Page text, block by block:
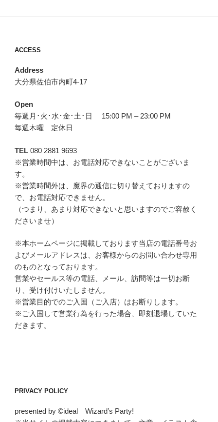
ACCESS
Address
大分県佐伯市内町4-17
Open
毎週月･火･水･金･土･日 15:00 PM – 23:00 PM
毎週木曜 定休日
TEL 080 2881 9693
※営業時間中は、お電話対応できないことがございま
す。
※営業時間外は、魔界の通信に切り替えておりますの
で、お電話対応できません。
（つまり、あまり対応できないと思いますのでご容赦く
ださいませ）
※本ホームページに掲載しております当店の電話番号お
よびメールアドレスは、お客様からのお問い合わせ専用
のものとなっております。
営業やセールス等の電話、メール、訪問等は一切お断
り、受け付けいたしません。
※営業目的でのご入国（ご入店）はお断りします。
※ご入国して営業行為を行った場合、即刻退場していた
だきます。
PRIVACY POLICY
presented by ©ideal Wizard’s Party!